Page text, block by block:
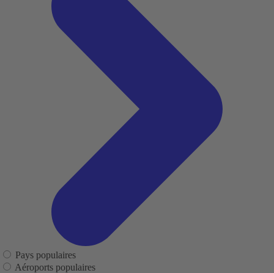
Pays populaires
Aéroports populaires